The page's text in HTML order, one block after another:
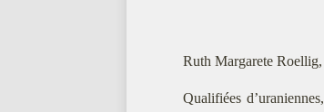
Ruth Margarete
Qualifiées